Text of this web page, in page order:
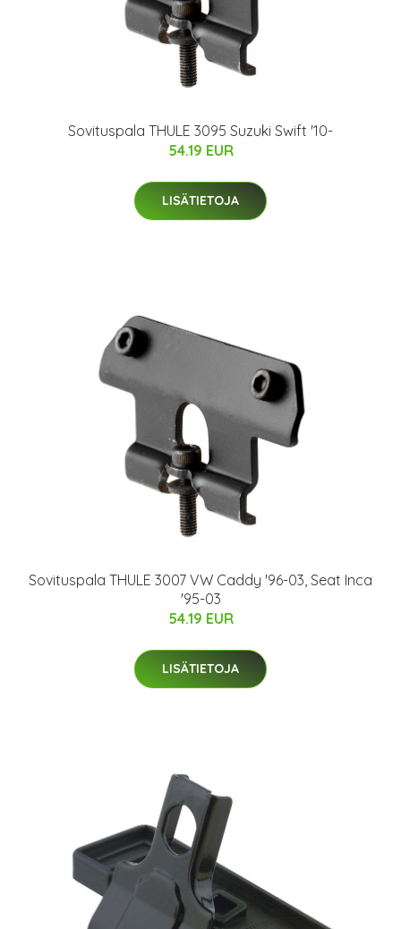
Sovituspala THULE 3095 Suzuki Swift '10-
54.19 EUR
LISÄTIETOJA
Sovituspala THULE 3007 VW Caddy '96-03, Seat Inca
'95-03
54.19 EUR
LISÄTIETOJA